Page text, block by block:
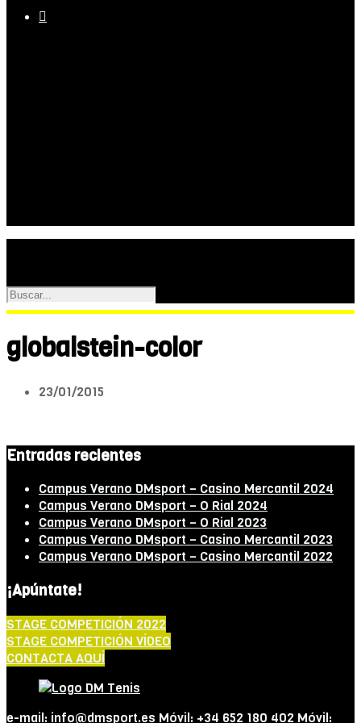

globalstein-color
23/01/2015
Entradas recientes
Campus Verano DMsport – Casino Mercantil 2024
Campus Verano DMsport – O Rial 2024
Campus Verano DMsport – O Rial 2023
Campus Verano DMsport – Casino Mercantil 2023
Campus Verano DMsport – Casino Mercantil 2022
¡Apúntate!
STAGE COMPETICIÓN 2022
STAGE COMPETICIÓN VÍDEO
CONTACTA AQUÍ
e-mail: info@dmsport.es Móvil: +34 652 180 402 Móvil: